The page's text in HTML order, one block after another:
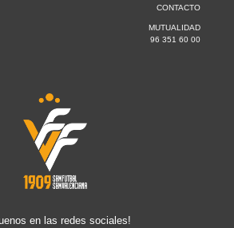
CONTACTO
MUTUALIDAD
96 351 60 00
en las redes sociales!